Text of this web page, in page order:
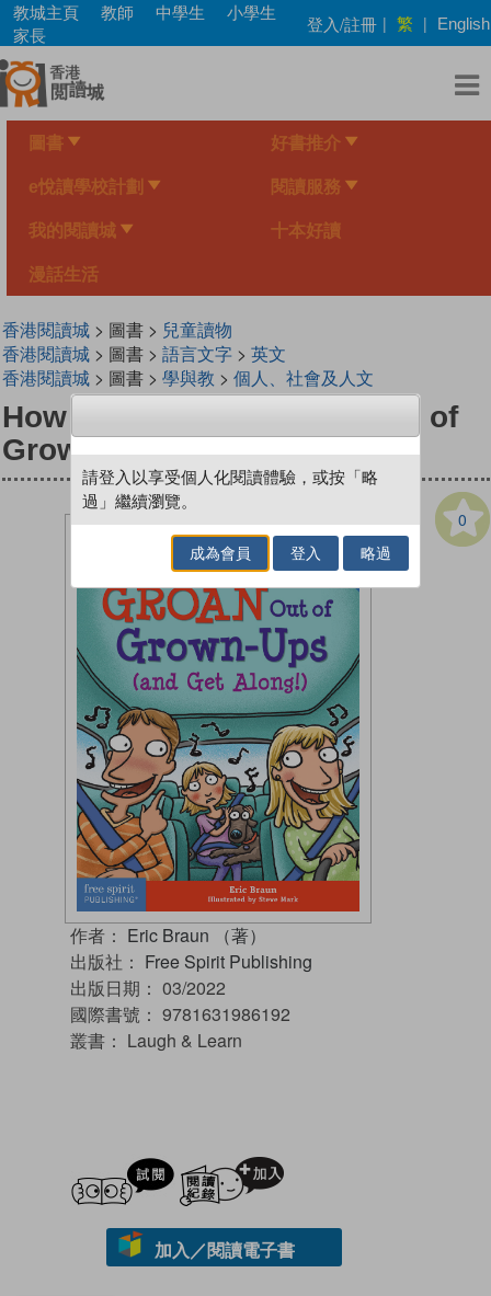
Skip
main
content
教城主頁 教師 中學生
小學生
家長
登入/註冊 | 繁 | English
圖書 好書推介
e悅讀學校計劃 閱讀服務
我的閱讀城 十本好讀
漫話生活
香港閱讀城> 圖書 > 兒童讀物
香港閱讀城> 圖書 > 語言文字> 英文
香港閱讀城> 圖書 > 學與教 > 個人、社會及人文
How to Take the GROAN Out of
Grown-Ups (and Get Along!)
0
作者： Eric Braun （著）
出版社： Free Spirit Publishing
出版日期： 03/2022
國際書號： 9781631986192
叢書： Laugh & Learn
試閲
加入／閱讀電子書
請登入以享受個人化閱讀體驗，或按「略
過」繼續瀏覽。
成為會員 登入 略過